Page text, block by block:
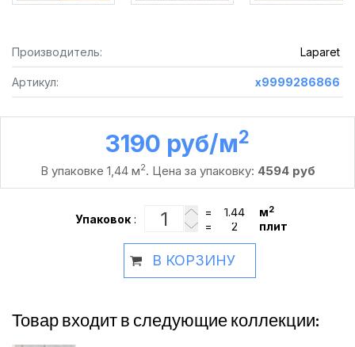
Производитель: Laparet
Артикул: х9999286866
3190 руб /м2
В упаковке 1,44 м2. Цена за упаковку: 4594 руб
Упаковок :
= м2
= плит
В КОРЗИНУ
Товар входит в следующие коллекции: